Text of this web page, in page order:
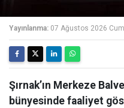
Yayınlanma: 07 Ağustos 2026
Şırnak’ın Merkeze
bünyesinde faaliyet